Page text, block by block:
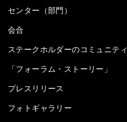
センター（部門）
会合
ステークホルダーのコミュニティ
「フォーラム・ストーリー」
プレスリリース
フォトギャラリー